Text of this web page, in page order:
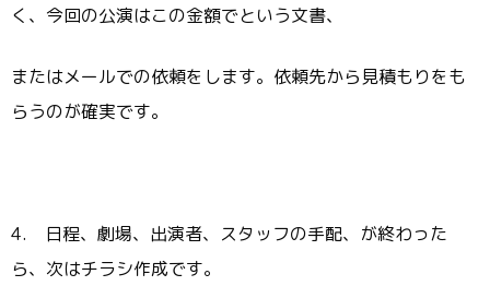
く、今回の公演はこの金額でという文書、
またはメールでの依頼をします。依頼先から見積もりをも
らうのが確実です。
4. 日程、劇場、出演者、スタッフの手配、が終わった
ら、次はチラシ作成です。